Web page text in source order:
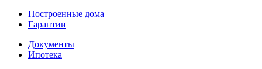
Построенные дома
Гарантии
Документы
Ипотека